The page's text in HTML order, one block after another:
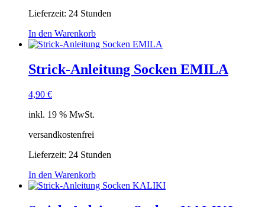
Lieferzeit: 24 Stunden
In den Warenkorb
Strick-Anleitung Socken EMILA
4,90 €
inkl. 19 % MwSt.
versandkostenfrei
Lieferzeit: 24 Stunden
In den Warenkorb